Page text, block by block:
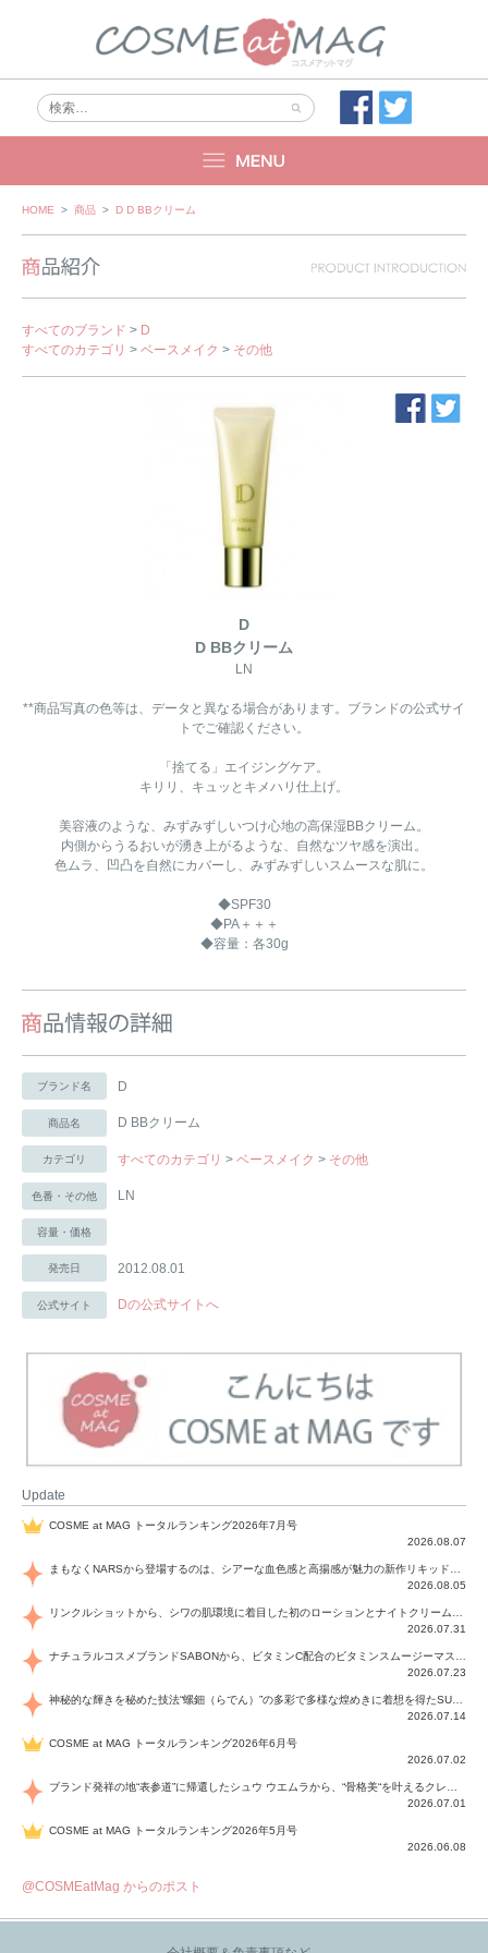
Skip
HOME > 商品 > D D BBクリーム
すべてのブランド > D
すべてのカテゴリ > ベースメイク > その他
D
D BBクリーム
LN
**商品写真の色等は、データと異なる場合があります。ブランドの公式サイ
トでご確認ください。
「捨てる」エイジングケア。
キリリ、キュッとキメハリ仕上げ。
美容液のような、みずみずしいつけ心地の高保湿BBクリーム。
内側からうるおいが湧き上がるような、自然なツヤ感を演出。
色ムラ、凹凸を自然にカバーし、みずみずしいスムースな肌に。
◆SPF30
◆PA＋＋＋
◆容量：各30g
ブランド名 D
商品名 D BBクリーム
カテゴリ すべてのカテゴリ > ベースメイク > その他
色番・その他 LN
容量・価格
発売日 2012.08.01
公式サイト Dの公式サイトへ
Update
COSME at MAG トータルランキング2026年7月号
2026.08.07
2026.08.05
2026.07.31
2026.07.23
2026.07.14
COSME at MAG トータルランキング2026年6月号
2026.07.02
2026.07.01
COSME at MAG トータルランキング2026年5月号
2026.06.08
@COSMEatMag からのポスト